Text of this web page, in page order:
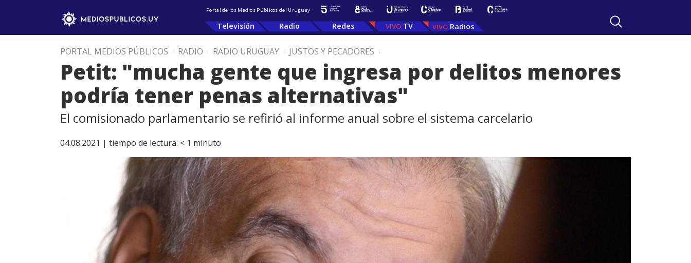
Portal de los Medios Públicos del Uruguay
Televisión Radio Redes TV Radios
PORTAL MEDIOS PÚBLICOS . RADIO . RADIO URUGUAY . JUSTOS Y PECADORES .
Petit: "mucha gente que ingresa por delitos menores
podría tener penas alternativas"
El comisionado parlamentario se refirió al informe anual sobre el sistema carcelario
04.08.2021 | tiempo de lectura: < 1 minuto